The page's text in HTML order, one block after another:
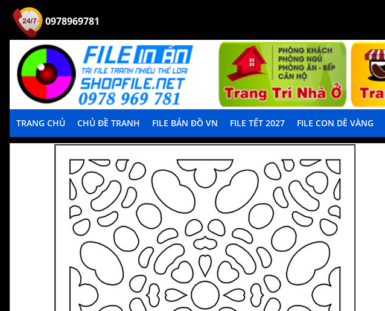
0978969781
TRANG CHỦ CHỦ ĐỀ TRANH FILE BẢN ĐỒ VN FILE TẾT 2027 FILE CON DÊ VÀNG